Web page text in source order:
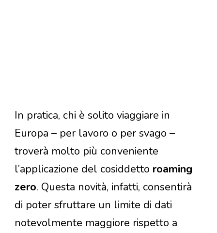
In pratica, chi è solito viaggiare in
Europa – per lavoro o per svago –
troverà molto più conveniente
l’applicazione del cosiddetto roaming
zero. Questa novità, infatti, consentirà
di poter sfruttare un limite di dati
notevolmente maggiore rispetto a